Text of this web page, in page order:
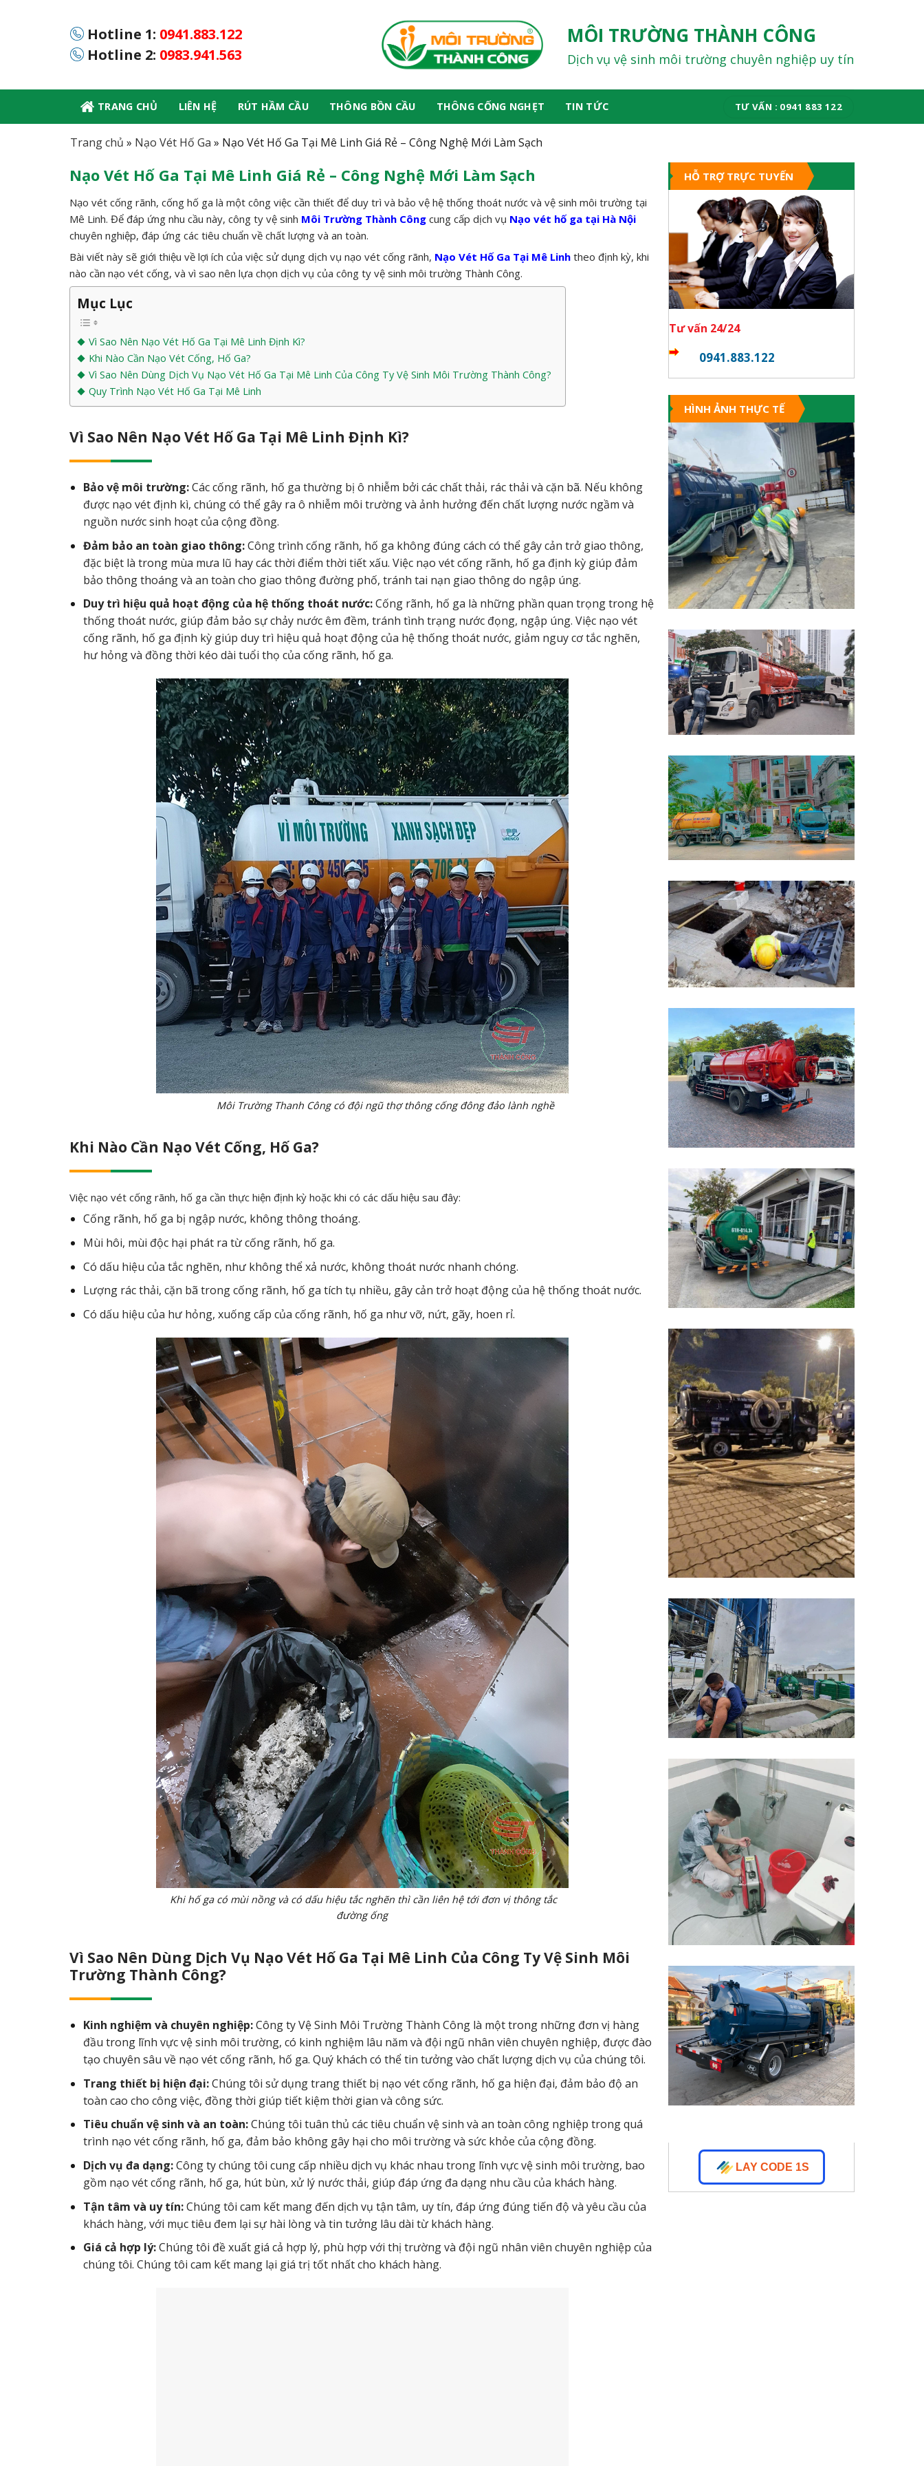
Hotline 1: 0941.883.122
Hotline 2: 0983.941.563
MÔI TRƯỜNG THÀNH CÔNG
Dịch vụ vệ sinh môi trường chuyên nghiệp uy tín
TRANG CHỦ LIÊN HỆ RÚT HẦM CẦU THÔNG BỒN CẦU THÔNG CỐNG NGHẸT TIN TỨC TƯ VẤN : 0941 883 122
Trang chủ » Nạo Vét Hố Ga » Nạo Vét Hố Ga Tại Mê Linh Giá Rẻ – Công Nghệ Mới Làm Sạch
Nạo Vét Hố Ga Tại Mê Linh Giá Rẻ – Công Nghệ Mới Làm Sạch
Nạo vét cống rãnh, cống hố ga là một công việc cần thiết để duy trì và bảo vệ hệ thống thoát nước và vệ sinh môi trường tại
Mê Linh. Để đáp ứng nhu cầu này, công ty vệ sinh Môi Trường Thành Côngcung cấp dịch vụ Nạo vét hố ga tại Hà Nội
chuyên nghiệp, đáp ứng các tiêu chuẩn về chất lượng và an toàn.
Bài viết này sẽ giới thiệu về lợi ích của việc sử dụng dịch vụ nạo vét cống rãnh, Nạo Vét Hố Ga Tại Mê Linh theo định kỳ, khi
nào cần nạo vét cống, và vì sao nên lựa chọn dịch vụ của công ty vệ sinh môi trường Thành Công.
Mục Lục
Vì Sao Nên Nạo Vét Hố Ga Tại Mê Linh Định Kì?
Khi Nào Cần Nạo Vét Cống, Hố Ga?
Vì Sao Nên Dùng Dịch Vụ Nạo Vét Hố Ga Tại Mê Linh Của Công Ty Vệ Sinh Môi Trường Thành Công?
Quy Trình Nạo Vét Hố Ga Tại Mê Linh
Vì Sao Nên Nạo Vét Hố Ga Tại Mê Linh Định Kì?
Bảo vệ môi trường:Các cống rãnh, hố ga thường bị ô nhiễm bởi các chất thải, rác thải và cặn bã. Nếu không
được nạo vét định kì, chúng có thể gây ra ô nhiễm môi trường và ảnh hưởng đến chất lượng nước ngầm và
nguồn nước sinh hoạt của cộng đồng.
Đảm bảo an toàn giao thông:Công trình cống rãnh, hố ga không đúng cách có thể gây cản trở giao thông,
đặc biệt là trong mùa mưa lũ hay các thời điểm thời tiết xấu. Việc nạo vét cống rãnh, hố ga định kỳ giúp đảm
bảo thông thoáng và an toàn cho giao thông đường phố, tránh tai nạn giao thông do ngập úng.
Duy trì hiệu quả hoạt động của hệ thống thoát nước:Cống rãnh, hố ga là những phần quan trọng trong hệ
thống thoát nước, giúp đảm bảo sự chảy nước êm đềm, tránh tình trạng nước đọng, ngập úng. Việc nạo vét
cống rãnh, hố ga định kỳ giúp duy trì hiệu quả hoạt động của hệ thống thoát nước, giảm nguy cơ tắc nghẽn,
hư hỏng và đồng thời kéo dài tuổi thọ của cống rãnh, hố ga.
Môi Trường Thanh Công có đội ngũ thợ thông cống đông đảo lành nghề
Khi Nào Cần Nạo Vét Cống, Hố Ga?
Việc nạo vét cống rãnh, hố ga cần thực hiện định kỳ hoặc khi có các dấu hiệu sau đây:
Cống rãnh, hố ga bị ngập nước, không thông thoáng.
Mùi hôi, mùi độc hại phát ra từ cống rãnh, hố ga.
Có dấu hiệu của tắc nghẽn, như không thể xả nước, không thoát nước nhanh chóng.
Lượng rác thải, cặn bã trong cống rãnh, hố ga tích tụ nhiều, gây cản trở hoạt động của hệ thống thoát nước.
Có dấu hiệu của hư hỏng, xuống cấp của cống rãnh, hố ga như vỡ, nứt, gãy, hoen rỉ.
Khi hố ga có mùi nồng và có dấu hiệu tắc nghẽn thì cần liên hệ tới đơn vị thông tắc
đường ống
Vì Sao Nên Dùng Dịch Vụ Nạo Vét Hố Ga Tại Mê Linh Của Công Ty Vệ Sinh Môi
Trường Thành Công?
Kinh nghiệm và chuyên nghiệp:Công ty Vệ Sinh Môi Trường Thành Công là một trong những đơn vị hàng
đầu trong lĩnh vực vệ sinh môi trường, có kinh nghiệm lâu năm và đội ngũ nhân viên chuyên nghiệp, được đào
tạo chuyên sâu về nạo vét cống rãnh, hố ga. Quý khách có thể tin tưởng vào chất lượng dịch vụ của chúng tôi.
Trang thiết bị hiện đại:Chúng tôi sử dụng trang thiết bị nạo vét cống rãnh, hố ga hiện đại, đảm bảo độ an
toàn cao cho công việc, đồng thời giúp tiết kiệm thời gian và công sức.
Tiêu chuẩn vệ sinh và an toàn:Chúng tôi tuân thủ các tiêu chuẩn vệ sinh và an toàn công nghiệp trong quá
trình nạo vét cống rãnh, hố ga, đảm bảo không gây hại cho môi trường và sức khỏe của cộng đồng.
Dịch vụ đa dạng:Công ty chúng tôi cung cấp nhiều dịch vụ khác nhau trong lĩnh vực vệ sinh môi trường, bao
gồm nạo vét cống rãnh, hố ga, hút bùn, xử lý nước thải, giúp đáp ứng đa dạng nhu cầu của khách hàng.
Tận tâm và uy tín:Chúng tôi cam kết mang đến dịch vụ tận tâm, uy tín, đáp ứng đúng tiến độ và yêu cầu của
khách hàng, với mục tiêu đem lại sự hài lòng và tin tưởng lâu dài từ khách hàng.
Giá cả hợp lý:Chúng tôi đề xuất giá cả hợp lý, phù hợp với thị trường và đội ngũ nhân viên chuyên nghiệp của
chúng tôi. Chúng tôi cam kết mang lại giá trị tốt nhất cho khách hàng.
HỖ TRỢ TRỰC TUYẾN
Tư vấn 24/24
0941.883.122
HÌNH ẢNH THỰC TẾ
LAY CODE 1S